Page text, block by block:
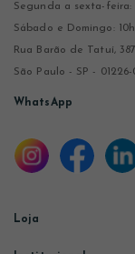
Segunda a sexta-feira:
Sábado e Domingo: 10h
Rua Barão de Tatuí,
São Paulo - SP - 01226-
WhatsApp
Loja